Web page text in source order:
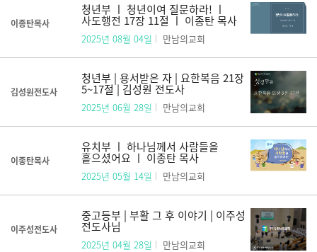
이종탄목사
청년부 ㅣ 청년이여 질문하라! ㅣ
사도행전 17장 11절 ㅣ 이종탄 목사
2025년 08월 04일 만남의교회
김성원전도사
청년부 | 용서받은 자 | 요한복음 21장
5~17절 | 김성원 전도사
2025년 06월 28일 만남의교회
이종탄목사
유치부 ㅣ 하나님께서 사람들을
흩으셨어요 ㅣ 이종탄 목사
2025년 05월 14일 만남의교회
이주성전도사
중고등부 | 부활 그 후 이야기 | 이주성
전도사님
2025년 04월 28일 만남의교회